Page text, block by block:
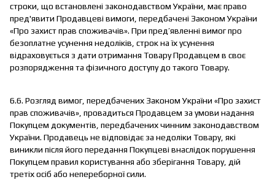
строки, що встановлені законодавством України, має право
пред'явити Продавцеві вимоги, передбачені Законом України
«Про захист прав споживачів». При пред’явленні вимог про
безоплатне усунення недоліків, строк на їх усунення
відраховується з дати отримання Товару Продавцем в своє
розпорядження та фізичного доступу до такого Товару.
6.6. Розгляд вимог, передбачених Законом України «Про захист
прав споживачів», провадиться Продавцем за умови надання
Покупцем документів, передбачених чинним законодавством
України. Продавець не відповідає за недоліки Товару, які
виникли після його передання Покупцеві внаслідок порушення
Покупцем правил користування або зберігання Товару, дій
третіх осіб або непереборної сили.